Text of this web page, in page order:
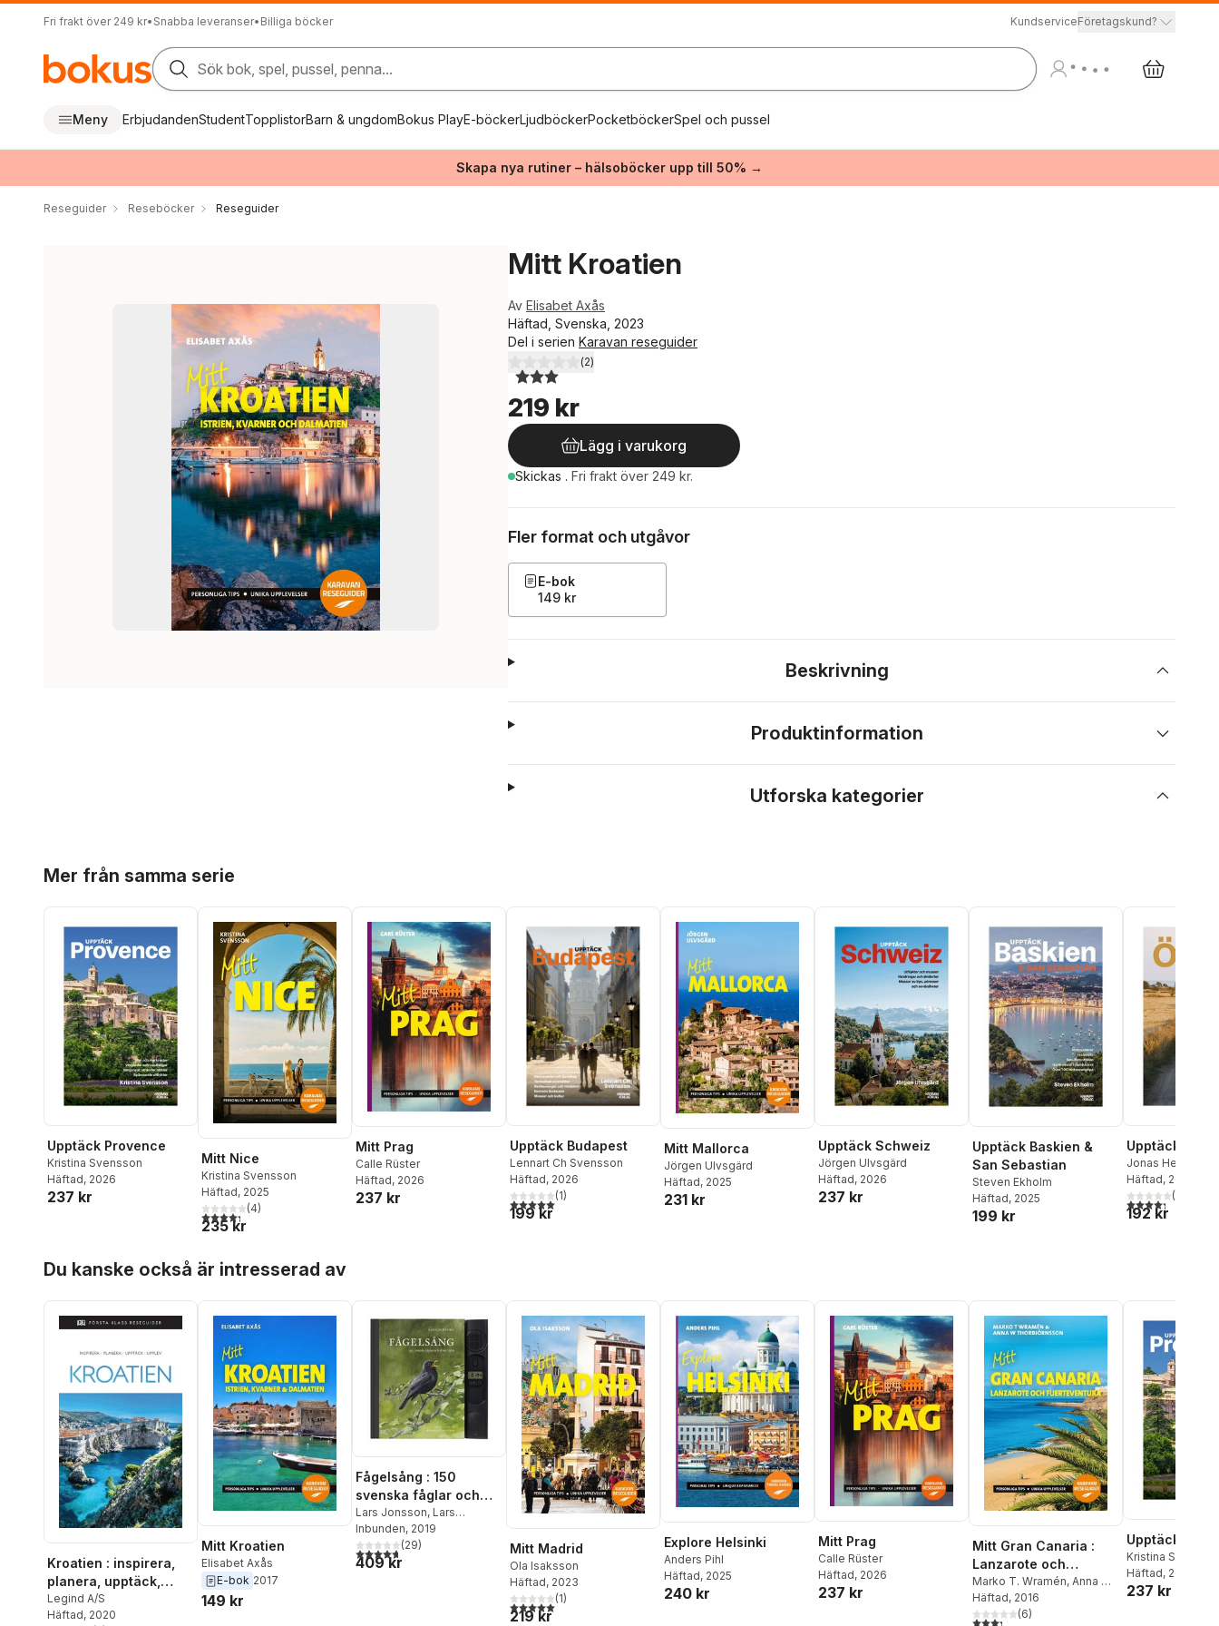
Fri frakt över 249 kr• Snabba leveranser• Billiga böcker KundserviceFöretagskund?
Sök bok, spel, pussel, penna...
Meny ErbjudandenStudentTopplistorBarn & ungdomBokus PlayE-böckerLjudböckerPocketböckerSpel och pussel
Skapa nya rutiner – hälsoböcker upp till 50% →
Reseguider Reseböcker Reseguider
Mitt Kroatien
Av Elisabet Axås
Häftad, Svenska, 2023
Del i serien Karavan reseguider
3,0utav 5 stjärnor. Totalt antal röster:
(2)
219 kr
Lägg i varukorg
Skickas . Fri frakt över 249 kr.
Fler format och utgåvor
E-bok
149 kr
Beskrivning
Produktinformation
Utforska kategorier
Mer från samma serie
Upptäck Provence
Kristina Svensson
Häftad, 2026
237 kr
Mitt Nice
Kristina Svensson
Häftad, 2025
4,3utav 5 stjärnor. Totalt antal röster:
(4)
235 kr
Mitt Prag
Calle Rüster
Häftad, 2026
237 kr
Upptäck Budapest
Lennart Ch Svensson
Häftad, 2026
5,0utav 5 stjärnor. Totalt antal röster:
(1)
199 kr
Mitt Mallorca
Jörgen Ulvsgärd
Häftad, 2025
231 kr
Upptäck Schweiz
Jörgen Ulvsgärd
Häftad, 2026
237 kr
Upptäck Baskien &
San Sebastian
Steven Ekholm
Häftad, 2025
199 kr
Upptäck
Jonas
Häftad, 2024
4,3utav 5(
192 kr
Du kanske också är intresserad av
Kroatien : inspirera,
planera, upptäck,
upplev
Legind A/S
Häftad, 2020
Mitt Kroatien
Elisabet Axås
E-bok 2017
149 kr
Fågelsång : 150
svenska fåglar och
deras läten
Lars Jonsson, Lars
Svensson
Inbunden, 2019
4,7utav 5 stjärnor. Totalt antal röster:
(29)
409 kr
Mitt Madrid
Ola Isaksson
Häftad, 2023
5,0utav 5 stjärnor. Totalt antal röster:
(1)
219 kr
Explore Helsinki
Anders Pihl
Häftad, 2025
240 kr
Mitt Prag
Calle Rüster
Häftad, 2026
237 kr
Mitt Gran Canaria :
Lanzarote och
Fuerteventura
Marko T. Wramén, Anna W.
Thorbjörnsson
Häftad, 2016
3,3utav 5 stjärnor. Totalt antal röster:
(6)
Upptäck
Kristina
Häftad, 2026
237 kr